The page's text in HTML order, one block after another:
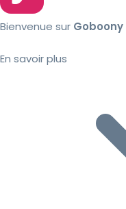
Bienvenue sur Goboony
En savoir plus